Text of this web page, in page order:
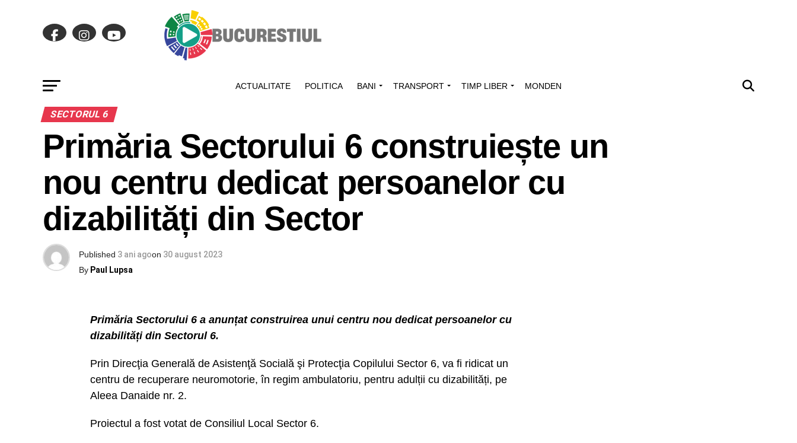
ACTUALITATE POLITICA BANI TRANSPORT TIMP LIBER MONDEN
SECTORUL 6
Primăria Sectorului 6 construiește un
nou centru dedicat persoanelor cu
dizabilități din Sector
Published 3 ani agoon 30 august 2023
By Paul Lupsa
Primăria Sectorului 6 a anunțat construirea unui centru nou dedicat persoanelor cu
dizabilități din Sectorul 6.
Prin Direcţia Generală de Asistenţă Socială şi Protecţia Copilului Sector 6, va fi ridicat un
centru de recuperare neuromotorie, în regim ambulatoriu, pentru adulții cu dizabilități, pe
Aleea Danaide nr. 2.
Proiectul a fost votat de Consiliul Local Sector 6.